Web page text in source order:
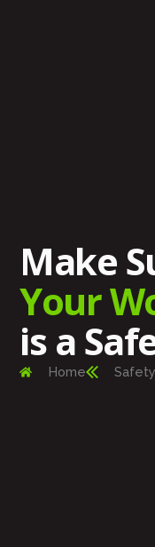
Make
Your
is a
Home